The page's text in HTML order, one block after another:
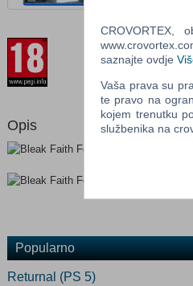
Prilagođeno
Opis
Popularno
Returnal (PS 5)
CROVORTEX,
saznajte ovdje
Vaša prava su
te pravo na
kojem trenutku
službenika na